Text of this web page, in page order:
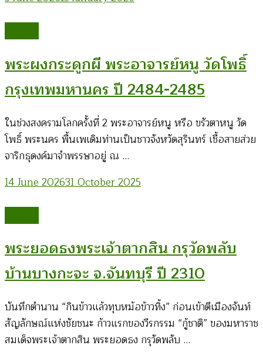
พระผงกระดูกผี พระอาจารย์หนู วัดโพธิ์
กรุงเทพมหานคร ปี 2484-2485
ในช่วงสงครามโลกครั้งที่ 2 พระอาจารย์หนู หรือ ขรัวตาหนู วัด
โพธิ์ พระนคร พื้นเพเดิมท่านเป็นชาวจังหวัดสุรินทร์ เชื้อสายส่วย
จาริกธุดงค์มาจำพรรษาอยู่ ณ …
14 June 202631 October 2025
พระยอดธงพระเจ้าตากสิน กรุวัดพลับ
บ้านบางกะจะ จ.จันทบุรี ปี 2310
บันทึกตำนาน “กินข้าวแล้วทุบหม้อข้าวทิ้ง” ก่อนเข้าตีเมืองจันท์
สัญลักษณ์แห่งชัยชนะ ก้าวแรกของวีรกรรม “กู้ชาติ” ของมหาราช
สมเด็จพระเจ้าตากสิน พระยอดธง กรุวัดพลับ …